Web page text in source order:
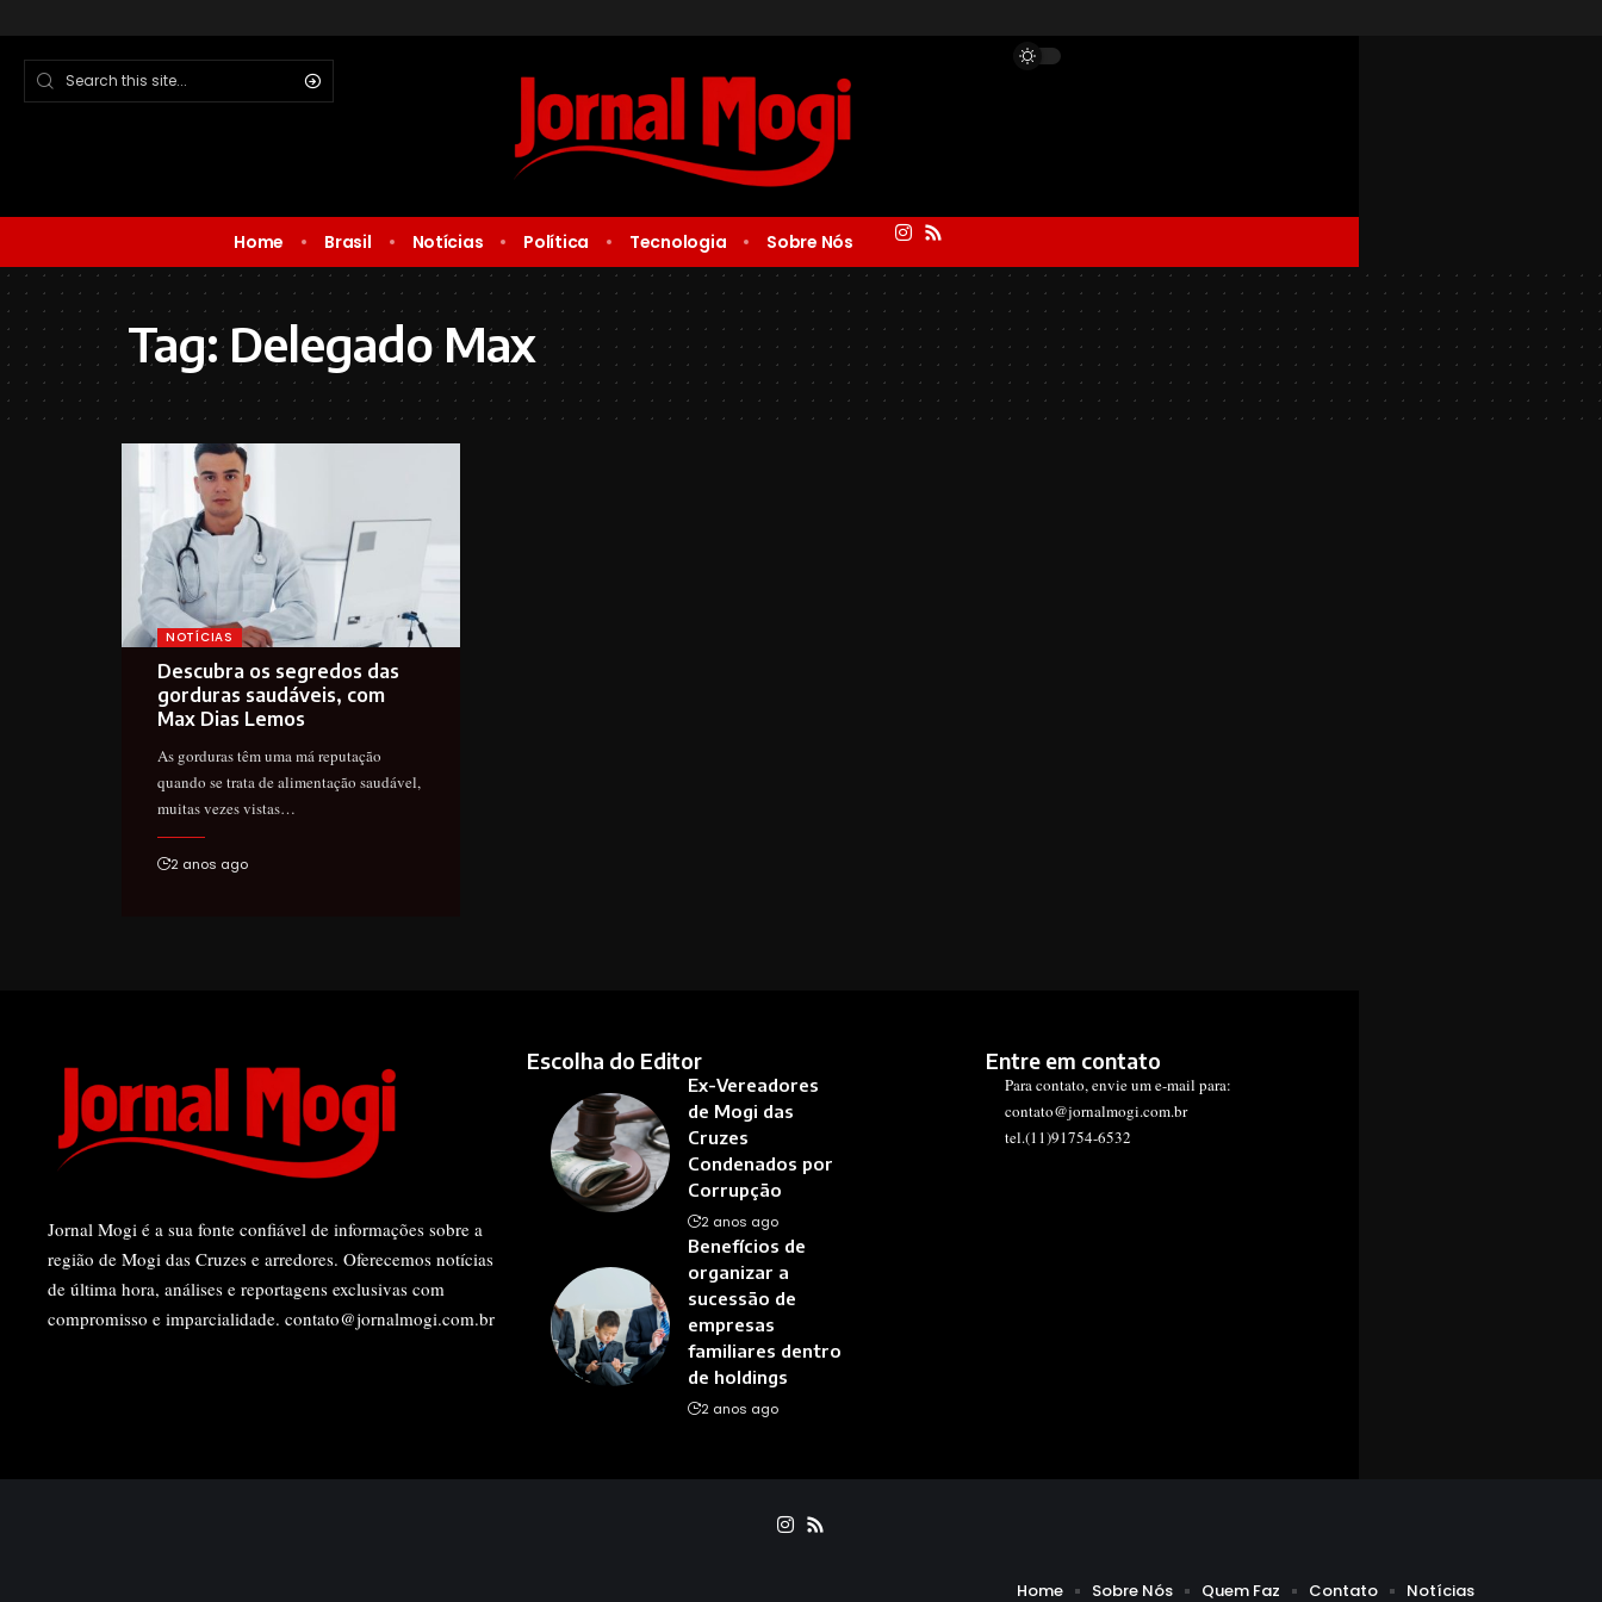
Home Brasil Notícias Política Tecnologia Sobre Nós
Tag:Delegado Max
NOTÍCIAS
Descubra os segredos das
gorduras saudáveis, com
Max Dias Lemos
As gorduras têm uma má reputação
quando se trata de alimentação saudável,
muitas vezes vistas…
2 anos ago
Jornal Mogi é a sua fonte confiável de informações sobre a
região de Mogi das Cruzes e arredores. Oferecemos notícias
de última hora, análises e reportagens exclusivas com
compromisso e imparcialidade. contato@jornalmogi.com.br
Escolha do Editor
Ex-Vereadores
de Mogi das
Cruzes
Condenados por
Corrupção
2 anos ago
Benefícios de
organizar a
sucessão de
empresas
familiares dentro
de holdings
2 anos ago
Entre em contato
Para contato, envie um e-mail para:
contato@jornalmogi.com.br
tel.(11)91754-6532
Home Sobre Nós Quem Faz Contato Notícias